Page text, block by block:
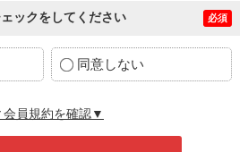
ックをしてください 必須
同意しない
員規約を確認▼